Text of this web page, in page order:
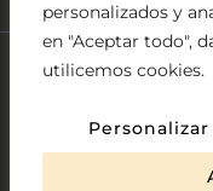
personalizados y
en "Aceptar todo",
utilicemos cookies.
Personalizar
2026 © Velas y
Velas